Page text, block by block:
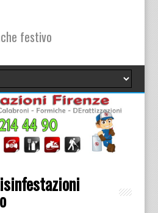
festivo